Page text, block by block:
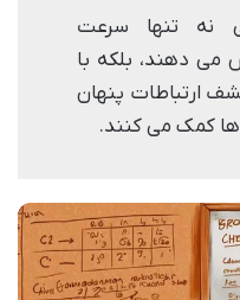
نه تنها سرعت
می دهند، بلکه با
ارتباطات پنهان
ها کمک می کنند.